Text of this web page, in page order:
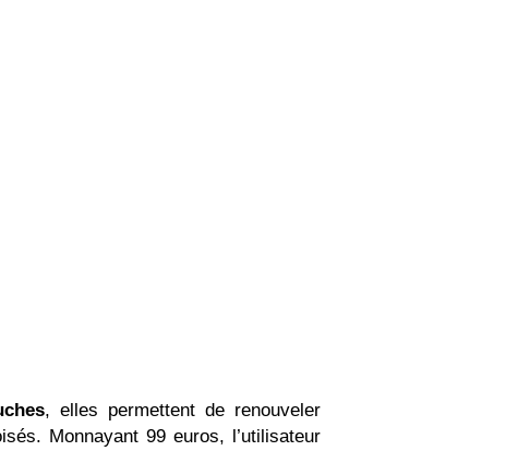
, elles permettent de renouveler
Monnayant 99 euros, l’utilisateur